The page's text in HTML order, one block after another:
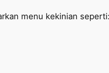
menu kekinian seperti: